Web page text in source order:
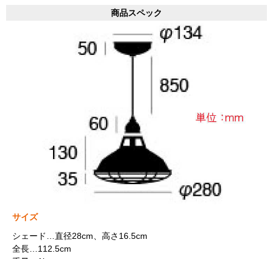
商品スペック
サイズ
シェード…直径28cm、高さ16.5cm
全長…112.5cm